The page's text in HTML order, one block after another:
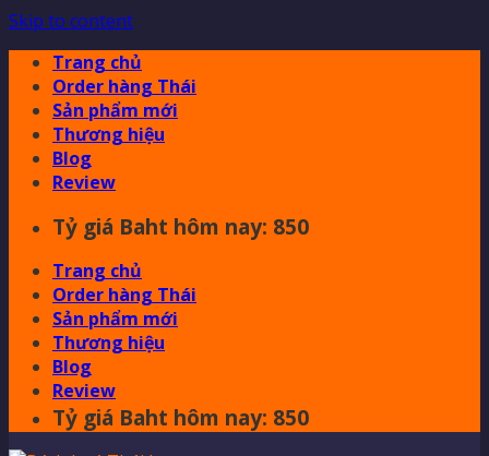
Skip to content
Trang chủ
Order hàng Thái
Sản phẩm mới
Thương hiệu
Blog
Review
Tỷ giá Baht hôm nay: 850
Trang chủ
Order hàng Thái
Sản phẩm mới
Thương hiệu
Blog
Review
Tỷ giá Baht hôm nay: 850